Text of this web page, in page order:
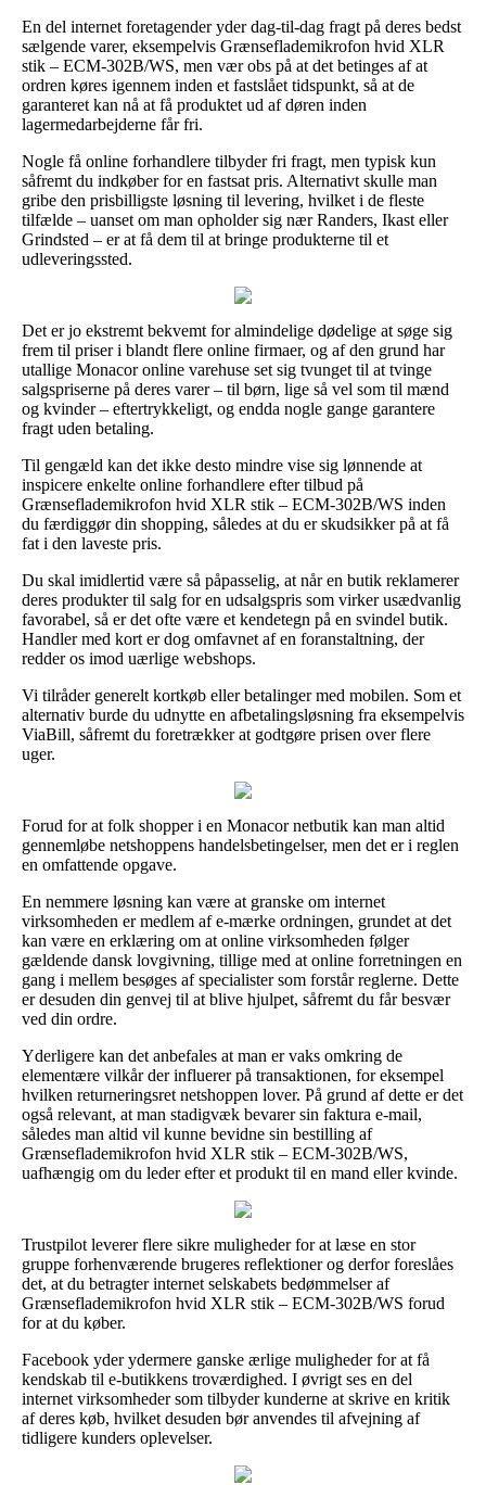
En del internet foretagender yder dag-til-dag fragt på deres bedst
sælgende varer, eksempelvis Grænseflademikrofon hvid XLR
stik – ECM-302B/WS, men vær obs på at det betinges af at
ordren køres igennem inden et fastslået tidspunkt, så at de
garanteret kan nå at få produktet ud af døren inden
lagermedarbejderne får fri.
Nogle få online forhandlere tilbyder fri fragt, men typisk kun
såfremt du indkøber for en fastsat pris. Alternativt skulle man
gribe den prisbilligste løsning til levering, hvilket i de fleste
tilfælde – uanset om man opholder sig nær Randers, Ikast eller
Grindsted – er at få dem til at bringe produkterne til et
udleveringssted.
Det er jo ekstremt bekvemt for almindelige dødelige at søge sig
frem til priser i blandt flere online firmaer, og af den grund har
utallige Monacor online varehuse set sig tvunget til at tvinge
salgspriserne på deres varer – til børn, lige så vel som til mænd
og kvinder – eftertrykkeligt, og endda nogle gange garantere
fragt uden betaling.
Til gengæld kan det ikke desto mindre vise sig lønnende at
inspicere enkelte online forhandlere efter tilbud på
Grænseflademikrofon hvid XLR stik – ECM-302B/WS inden
du færdiggør din shopping, således at du er skudsikker på at få
fat i den laveste pris.
Du skal imidlertid være så påpasselig, at når en butik reklamerer
deres produkter til salg for en udsalgspris som virker usædvanlig
favorabel, så er det ofte være et kendetegn på en svindel butik.
Handler med kort er dog omfavnet af en foranstaltning, der
redder os imod uærlige webshops.
Vi tilråder generelt kortkøb eller betalinger med mobilen. Som et
alternativ burde du udnytte en afbetalingsløsning fra eksempelvis
ViaBill, såfremt du foretrækker at godtgøre prisen over flere
uger.
Forud for at folk shopper i en Monacor netbutik kan man altid
gennemløbe netshoppens handelsbetingelser, men det er i reglen
en omfattende opgave.
En nemmere løsning kan være at granske om internet
virksomheden er medlem af e-mærke ordningen, grundet at det
kan være en erklæring om at online virksomheden følger
gældende dansk lovgivning, tillige med at online forretningen en
gang i mellem besøges af specialister som forstår reglerne. Dette
er desuden din genvej til at blive hjulpet, såfremt du får besvær
ved din ordre.
Yderligere kan det anbefales at man er vaks omkring de
elementære vilkår der influerer på transaktionen, for eksempel
hvilken returneringsret netshoppen lover. På grund af dette er det
også relevant, at man stadigvæk bevarer sin faktura e-mail,
således man altid vil kunne bevidne sin bestilling af
Grænseflademikrofon hvid XLR stik – ECM-302B/WS,
uafhængig om du leder efter et produkt til en mand eller kvinde.
Trustpilot leverer flere sikre muligheder for at læse en stor
gruppe forhenværende brugeres reflektioner og derfor foreslåes
det, at du betragter internet selskabets bedømmelser af
Grænseflademikrofon hvid XLR stik – ECM-302B/WS forud
for at du køber.
Facebook yder ydermere ganske ærlige muligheder for at få
kendskab til e-butikkens troværdighed. I øvrigt ses en del
internet virksomheder som tilbyder kunderne at skrive en kritik
af deres køb, hvilket desuden bør anvendes til afvejning af
tidligere kunders oplevelser.